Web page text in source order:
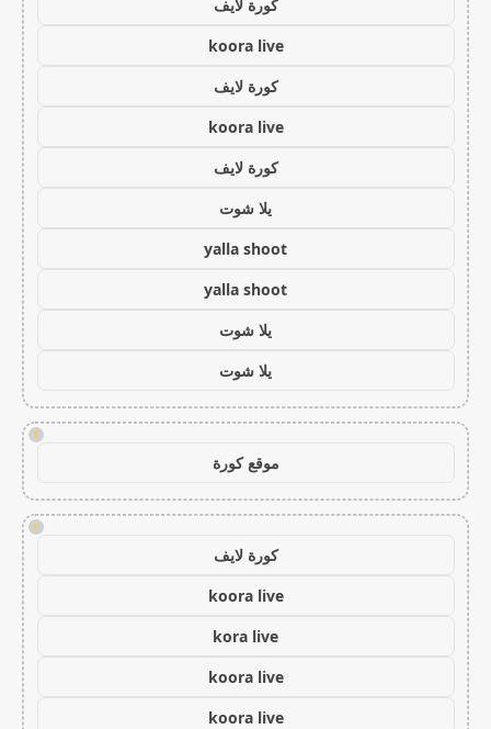
كورة لايف
koora live
كورة لايف
koora live
كورة لايف
يلا شوت
yalla shoot
yalla shoot
يلا شوت
يلا شوت
!
موقع كورة
!
كورة لايف
koora live
kora live
koora live
koora live